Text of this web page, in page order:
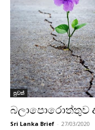
පුවත්
බලාපොරොත්තුව
Sri Lanka Brief - 27/03/2020